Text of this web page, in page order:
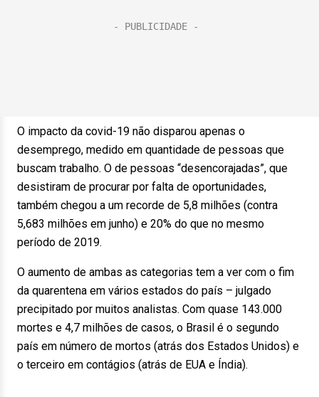
O impacto da covid-19 não disparou apenas o
desemprego, medido em quantidade de pessoas que
buscam trabalho. O de pessoas “desencorajadas”, que
desistiram de procurar por falta de oportunidades,
também chegou a um recorde de 5,8 milhões (contra
5,683 milhões em junho) e 20% do que no mesmo
período de 2019.
O aumento de ambas as categorias tem a ver com o fim
da quarentena em vários estados do país – julgado
precipitado por muitos analistas. Com quase 143.000
mortes e 4,7 milhões de casos, o Brasil é o segundo
país em número de mortos (atrás dos Estados Unidos) e
o terceiro em contágios (atrás de EUA e Índia).